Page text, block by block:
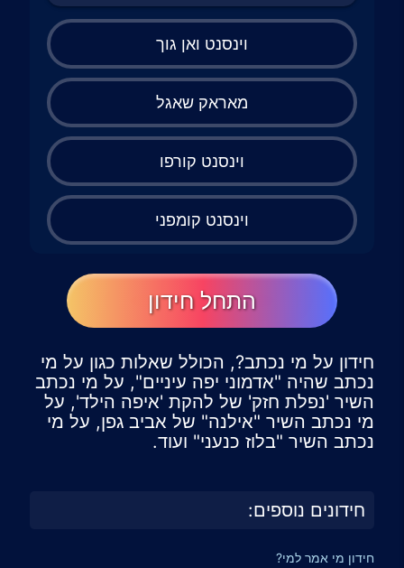
וינסנט ואן גוך
מאראק שאגל
וינסנט קורפו
וינסנט קומפני
התחל חידון
חידון על מי נכתב?, הכולל שאלות כגון על מי
נכתב שהיה "אדמוני יפה עיניים", על מי נכתב
השיר 'נפלת חזק' של להקת 'איפה הילד', על
מי נכתב השיר "אילנה" של אביב גפן, על מי
נכתב השיר "בלוז כנעני" ועוד.
חידונים נוספים:
חידון מי אמר למי?